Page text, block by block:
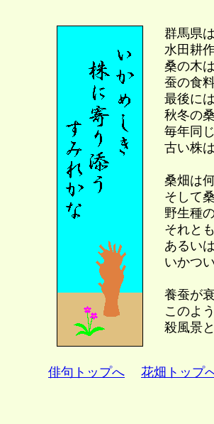
群馬県
水田耕
桑の木
蚕の食
最後に
秋冬の
毎年同
古い株
桑畑は
そして
野生種
それと
あるい
いかつ
養蚕が
このよ
殺風景
俳句トップへ 花畑トップ